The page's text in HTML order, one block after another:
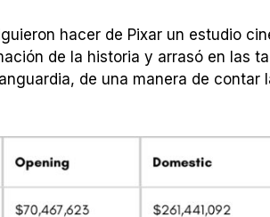
hacer de Pixar un estudio
de la historia y arrasó en las
de una manera de contar